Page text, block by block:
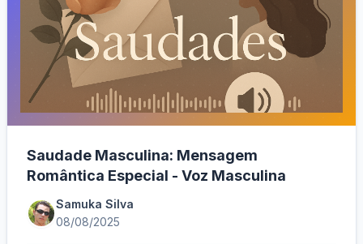
Saudade Masculina: Mensagem
Romântica Especial - Voz Masculina
Samuka Silva
08/08/2025